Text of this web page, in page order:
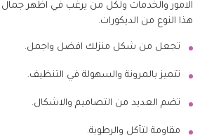
الامور والخدمات ولكل من يرغب في اظهر جمال
هذا النوع من الديكورات.
تجعل من شكل منزلك افضل واجمل.
تتميز بالمرونة والسهولة في التنظيف.
تضم العديد من التصاميم والاشكال.
مقاومة لتأكل والرطوبة.